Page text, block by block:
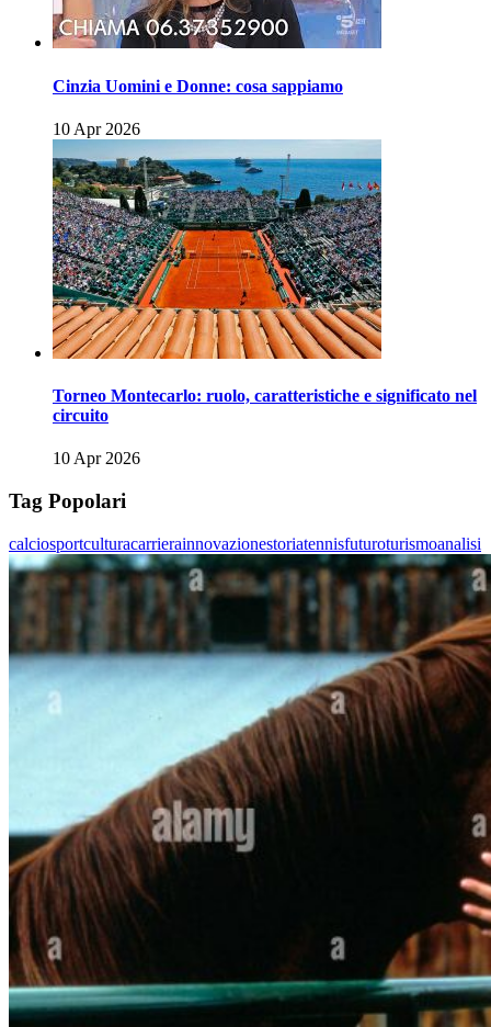
Cinzia Uomini e Donne: cosa sappiamo
10 Apr 2026
Torneo Montecarlo: ruolo, caratteristiche e significato nel
circuito
10 Apr 2026
Tag Popolari
calciosportculturacarrierainnovazionestoriatennisfuturoturismoanalisi